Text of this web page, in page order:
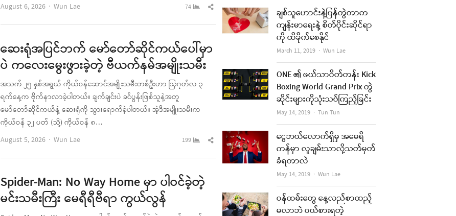
August 6, 2026
Author
Wun Lae 74
Share
post
ဆေးရုံအပြင်ဘက် မော်တော်ဆိုင်ကယ်ပေါ်မှာ
ပဲ ကလေးမွေးဖွားခဲ့တဲ့ ဗီယက်နမ်အမျိုးသမီး
အသက် ၂၅ နှစ်အရွယ် ကိုယ်ဝန်ဆောင်အမျိုးသမီးတစ်ဦးဟာ ဩဂုတ်လ ၃
ရက်နေ့က ဗိုက်နာလာခဲ့ပါတယ်။ ချက်ချင်းပဲ ခင်ပွန်းဖြစ်သူနဲ့အတူ
မော်တော်ဆိုင်ကယ်နဲ့ ဆေးရုံကို သွားရောက်ခဲ့ပါတယ်။ အဲ့ဒီအမျိုးသမီးက
ကိုယ်ဝန် ၃၂ ပတ် (သို့) ကိုယ်ဝန် ၈…
August 5, 2026
Author
Wun Lae 199
Share
post
Spider-Man: No Way Home မှာ ပါဝင်ခဲ့တဲ့
မင်းသမီးကြီး မေရီရီဗီရာ ကွယ်လွန်
ချစ်သူဟောင်းနဲ့ပြန်တွဲတာက
ကျန်းမာရေးနဲ့ စိတ်ပိုင်းဆိုင်ရာ
ကို ထိခိုက်စေနိုင်
March 11, 2019 Author
Wun Lae
ONE ၏ ဖယ်သာဝိတ်တန်း Kick
Boxing World Grand Prix တွဲ
ဆိုင်းများကိုသုံးသပ်ကြည့်ခြင်း
May 14, 2019 Author
Tun Tun
ငွေဘယ်လောက်ရှိမှ အမေရိ
ကန်မှာ လူချမ်းသာလို့သတ်မှတ်
ခံရတာလဲ
May 14, 2019 Author
Wun Lae
ဝန်ထမ်းတွေ နေ့လည်စာထည့်
မလာဘဲ ဝယ်စားရတဲ့